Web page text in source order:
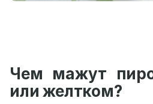
Чем мажут
или желтком?